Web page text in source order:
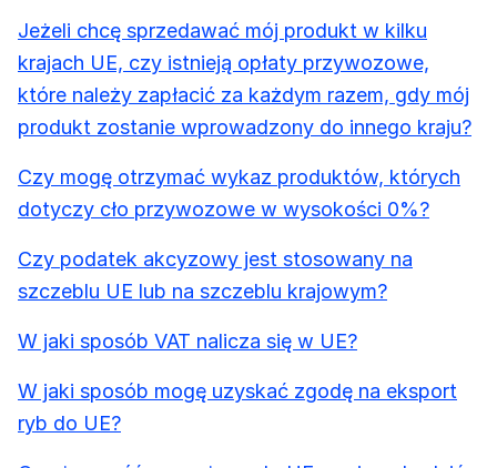
Jeżeli chcę sprzedawać mój produkt w kilku
krajach UE, czy istnieją opłaty przywozowe,
które należy zapłacić za każdym razem, gdy mój
produkt zostanie wprowadzony do innego kraju?
Czy mogę otrzymać wykaz produktów, których
dotyczy cło przywozowe w wysokości 0%?
Czy podatek akcyzowy jest stosowany na
szczeblu UE lub na szczeblu krajowym?
W jaki sposób VAT nalicza się w UE?
W jaki sposób mogę uzyskać zgodę na eksport
ryb do UE?